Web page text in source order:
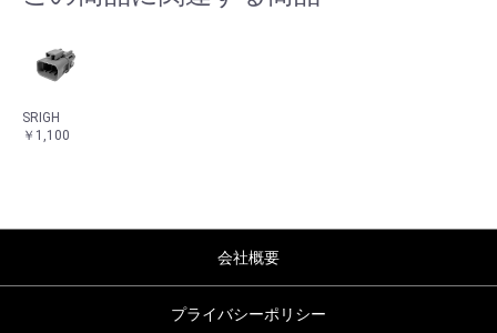
SRIGH
￥1,100
会社概要
プライバシーポリシー